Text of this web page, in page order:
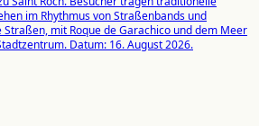
im Rhythmus von Straßenbands und
mit Roque de Garachico und dem Meer
Datum: 16. August 2026.